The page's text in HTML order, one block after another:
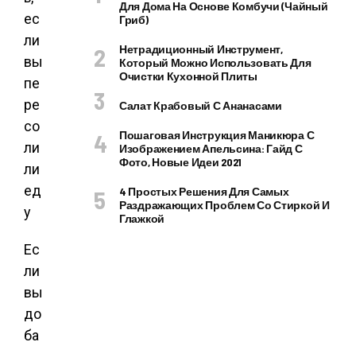
Ес
ли
вы
до
ба
Для Дома На Основе Комбучи (чайный
Гриб)
Нетрадиционный Инструмент,
Который Можно Использовать Для
Очистки Кухонной Плиты
Салат Крабовый С Ананасами
Пошаговая Инструкция Маникюра С
Изображением Апельсина: Гайд С
Фото, Новые Идеи 2021
4 Простых Решения Для Самых
Раздражающих Проблем Со Стиркой И
Глажкой